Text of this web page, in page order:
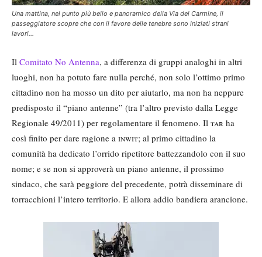
Una mattina, nel punto più bello e panoramico della Via del Carmine, il
passeggiatore scopre che con il favore delle tenebre sono iniziati strani
lavori…
Il Comitato No Antenna, a differenza di gruppi analoghi in altri
luoghi, non ha potuto fare nulla perché, non solo l’ottimo primo
cittadino non ha mosso un dito per aiutarlo, ma non ha neppure
predisposto il “piano antenne” (tra l’altro previsto dalla Legge
Regionale 49/2011) per regolamentare il fenomeno. Il tar ha
così finito per dare ragione a inwit; al primo cittadino la
comunità ha dedicato l’orrido ripetitore battezzandolo con il suo
nome; e se non si approverà un piano antenne, il prossimo
sindaco, che sarà peggiore del precedente, potrà disseminare di
torracchioni l’intero territorio. E allora addio bandiera arancione.